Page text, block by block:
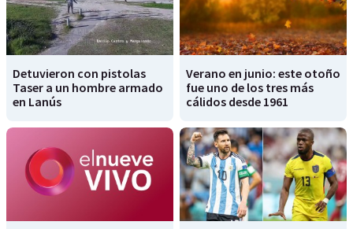
Detuvieron con pistolas
Taser a un hombre armado
en Lanús
Verano en junio: este otoño
fue uno de los tres más
cálidos desde 1961